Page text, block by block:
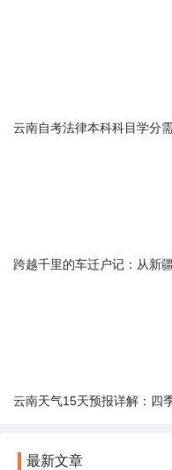
最新文章